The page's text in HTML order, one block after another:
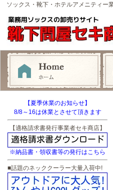
ソックス・靴下・ホテルアメニティー
【夏季休業のお知らせ】
8/8～16は休業とさせて頂きます
【適格請求書発行事業者セキ商店】
※納品書・領収書等の発行はこちら
■話題のネッククーラー大量入荷中!